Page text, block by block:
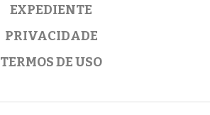
EXPEDIENTE
PRIVACIDADE
TERMOS DE USO